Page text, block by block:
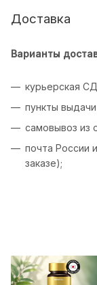
Доставка
Варианты
курьерская
пункты
самовывоз из
почта России
заказе);